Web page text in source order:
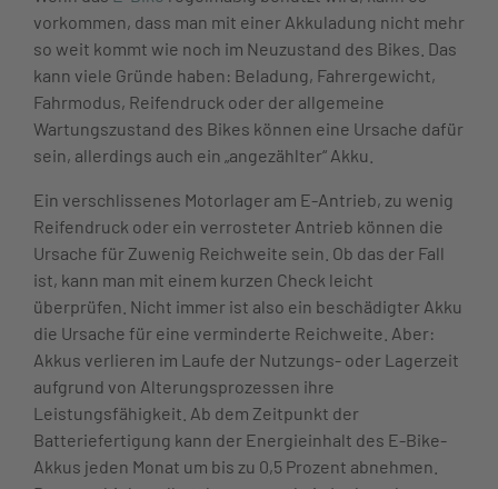
vorkommen, dass man mit einer Akkuladung nicht mehr
so weit kommt wie noch im Neuzustand des Bikes. Das
kann viele Gründe haben: Beladung, Fahrergewicht,
Fahrmodus, Reifendruck oder der allgemeine
Wartungszustand des Bikes können eine Ursache dafür
sein, allerdings auch ein „angezählter“ Akku.
Ein verschlissenes Motorlager am E-Antrieb, zu wenig
Reifendruck oder ein verrosteter Antrieb können die
Ursache für Zuwenig Reichweite sein. Ob das der Fall
ist, kann man mit einem kurzen Check leicht
überprüfen. Nicht immer ist also ein beschädigter Akku
die Ursache für eine verminderte Reichweite. Aber:
Akkus verlieren im Laufe der Nutzungs- oder Lagerzeit
aufgrund von Alterungsprozessen ihre
Leistungsfähigkeit. Ab dem Zeitpunkt der
Batteriefertigung kann der Energieinhalt des E-Bike-
Akkus jeden Monat um bis zu 0,5 Prozent abnehmen.